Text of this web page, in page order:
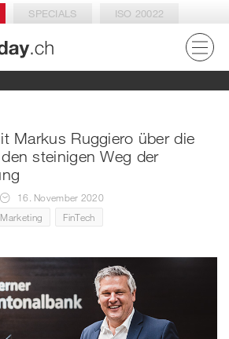
SPECIALS ISO 20022
Markus Ruggiero über die
steinigen Weg der
16. November 2020
Marketing
FinTech